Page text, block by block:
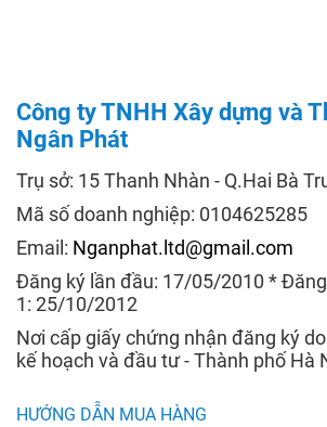
Công ty TNHH Xây dựng và
Ngân Phát
Trụ sở: 15 Thanh Nhàn - Q.Hai Bà
Mã số doanh nghiệp: 0104625285
Email: Nganphat.ltd@gmail.com
Đăng ký lần đầu: 17/05/2010 *
1: 25/10/2012
Nơi cấp giấy chứng nhận đăng ký
kế hoạch và đầu tư - Thành phố Hà
HƯỚNG DẪN MUA HÀNG